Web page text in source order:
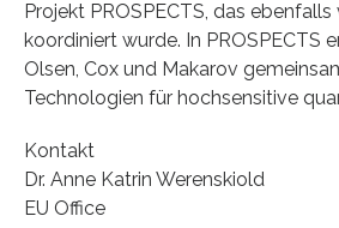
Projekt PROSPECTS, das ebenfalls
koordiniert wurde. In PROSPECTS
Olsen, Cox und Makarov
Technologien für hochsensitive
Kontakt
Dr. Anne Katrin Werenskiold
EU Office